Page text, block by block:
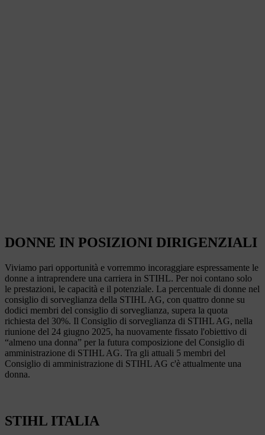
DONNE IN POSIZIONI DIRIGENZIALI
Viviamo pari opportunità e vorremmo incoraggiare espressamente le
donne a intraprendere una carriera in STIHL. Per noi contano solo
le prestazioni, le capacità e il potenziale. La percentuale di donne nel
consiglio di sorveglianza della STIHL AG, con quattro donne su
dodici membri del consiglio di sorveglianza, supera la quota
richiesta del 30%. Il Consiglio di sorveglianza di STIHL AG, nella
riunione del 24 giugno 2025, ha nuovamente fissato l'obiettivo di
“almeno una donna” per la futura composizione del Consiglio di
amministrazione di STIHL AG. Tra gli attuali 5 membri del
Consiglio di amministrazione di STIHL AG c'è attualmente una
donna.
STIHL ITALIA